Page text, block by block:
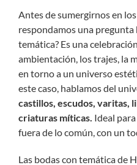
Antes de sumergirnos en
respondamos una pregunta
temática? Es una
ambientación, los trajes, la
en torno a un universo
este caso, hablamos del
castillos, escudos, varitas,
criaturas míticas. Ideal
fuera de lo común, con un
Las bodas con temática de